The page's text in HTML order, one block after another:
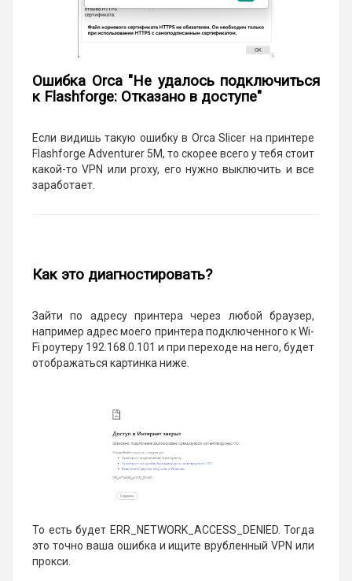
Ошибка Orca "Не удалось подключиться
к Flashforge: Отказано в доступе"
Если видишь такую ошибку в Orca Slicer на принтере
Flashforge Adventurer 5M, то скорее всего у тебя стоит
какой-то VPN или proxy, его нужно выключить и все
заработает.
Как это диагностировать?
Зайти по адресу принтера через любой браузер,
например адрес моего принтера подключенного к Wi-
Fi роутеру 192.168.0.101 и при переходе на него, будет
отображаться картинка ниже.
То есть будет ERR_NETWORK_ACCESS_DENIED. Тогда
это точно ваша ошибка и ищите врубленный VPN или
прокси.